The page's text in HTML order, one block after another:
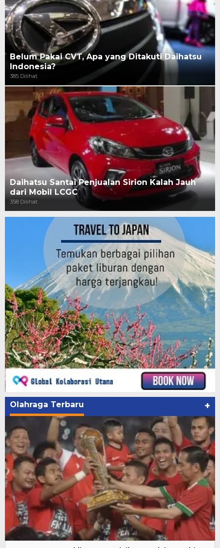
Belum Pakai CVT, Apa yang Ditakuti Daihatsu
Indonesia?
385 Dilihat
Daihatsu Santai Penjualan Sirion Kalah Jauh
dari Mobil LCGC
358 Dilihat
Olahraga Terbaru +